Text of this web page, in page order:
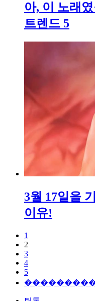
아, 이 노래
트렌드 5
3월 17일을
이유!
1
2
3
4
5